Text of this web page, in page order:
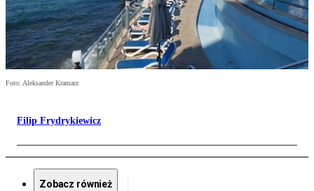
Foto: Aleksander Kramarz
Filip Frydrykiewicz
Zobacz również